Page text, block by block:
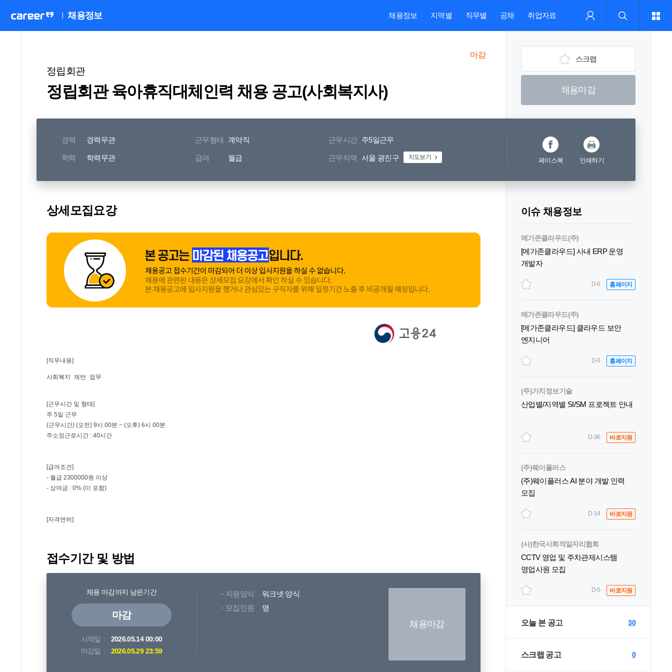
채용정보 채용정보 지역별 직무별 공채 취업자료
정립회관
정립회관 육아휴직대체인력 채용 공고(사회복지사)
마감 스크랩
채용마감
경력 경력무관 근무형태 계약직 근무시간 주5일근무
학력 학력무관 급여 월급 근무지역 서울 광진구 지도보기 페이스북 인쇄하기
상세모집요강
접수기간 및 방법
채용 마감까지 남은기간
마감
시작일
2026.05.14 00:00
마감일
2026.05.29 23:59
지원양식
워크넷 양식
모집인원
명
채용마감
이슈 채용정보
메가존클라우드(주)
[메가존클라우드] 사내 ERP 운영
개발자
D-6 홈페이지
메가존클라우드(주)
[메가존클라우드] 클라우드 보안
엔지니어
D-6 홈페이지
(주)가치정보기술
산업별/지역별 SI/SM 프로젝트 안내
D-36 바로지원
(주)웨이플러스
(주)웨이플러스 AI 분야 개발 인력
모집
D-14 바로지원
(사)한국사회적일자리협회
CCTV 영업 및 주차관제시스템
영업사원 모집
D-5 바로지원
오늘 본 공고 30
스크랩 공고 0